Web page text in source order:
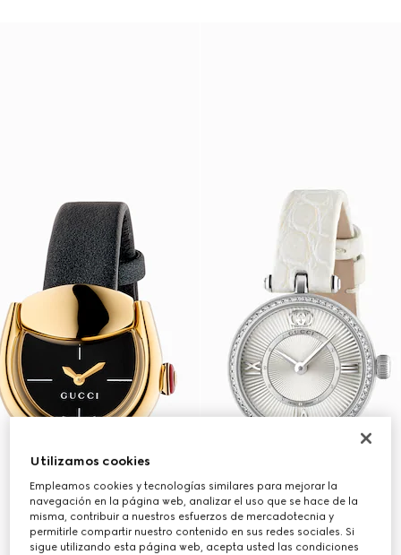
Utilizamos cookies
Empleamos cookies y tecnologías similares para mejorar la
navegación en la página web, analizar el uso que se hace de la
misma, contribuir a nuestros esfuerzos de mercadotecnia y
permitirle compartir nuestro contenido en sus redes sociales. Si
sigue utilizando esta página web, acepta usted las condiciones